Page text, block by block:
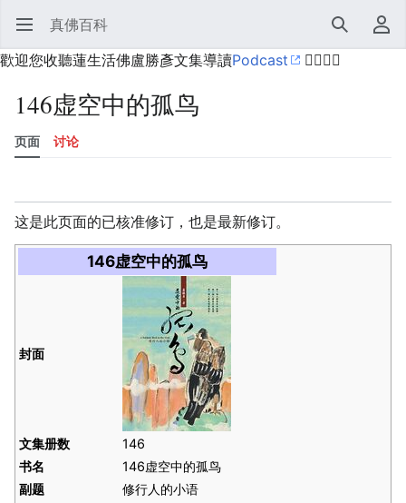
打开主菜单 真佛百科 搜索
用户菜单
歡迎您收聽蓮生活佛盧勝彥文集導讀Podcast 🙋‍♂️🙋‍♀️
146虚空中的孤鸟
页面 讨论
这是此页面的已核准修订，也是最新修订。
146虚空中的孤鸟
封面
文集册数
146
书名
146虚空中的孤鸟
副题
修行人的小语